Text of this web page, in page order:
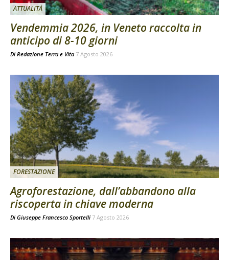
ATTUALITÀ
Vendemmia 2026, in Veneto raccolta in
anticipo di 8-10 giorni
Di Redazione Terra e Vita 7 Agosto 2026
FORESTAZIONE
Agroforestazione, dall’abbandono alla
riscoperta in chiave moderna
Di Giuseppe Francesco Sportelli 7 Agosto 2026